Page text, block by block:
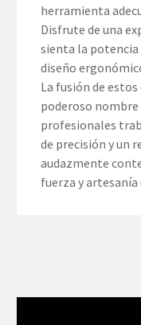
herramienta
Disfrute de una
sienta la potencia
diseño
La fusión de
poderoso nombre
profesionales
de precisión y un
audazmente
fuerza y artesanía